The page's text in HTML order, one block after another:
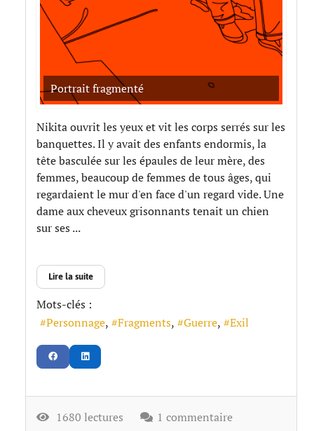
Portrait fragmenté
Nikita ouvrit les yeux et vit les corps serrés sur les
banquettes. Il y avait des enfants endormis, la
tête basculée sur les épaules de leur mère, des
femmes, beaucoup de femmes de tous âges, qui
regardaient le mur d'en face d'un regard vide. Une
dame aux cheveux grisonnants tenait un chien
sur ses ...
Lire la suite
Mots-clés :
Personnage
Fragments Guerre Exil
1680 lectures 1 commentaire